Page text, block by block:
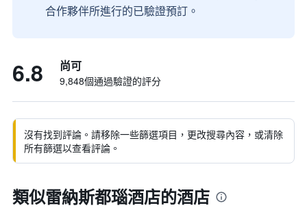
合作夥伴所進行的已驗證預訂。
6.8 尚可
9,848個通過驗證的評分
沒有找到評論。請移除一些篩選項目，更改搜尋內容，或清除
所有篩選以查看評論。
類似雷納斯都瑙酒店的酒店